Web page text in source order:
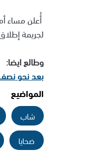
أُعلن مساء
لجريمة
وطالع ايضا:
بعد نحو
المواضيع
شاب
ضحايا